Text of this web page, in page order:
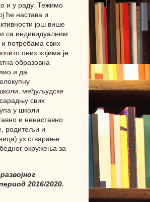
и у раду. Тежимо
ће настава и
још више
са индивидуалним
потребама свих
оних којима је
образовна
и да
међуљудске
свих
у школи
и ненаставно
родитељи и
уз стварање
окружења за
2016/2020.